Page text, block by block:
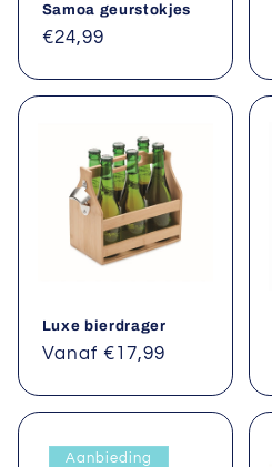
Samoa geurstokjes
Normale
€24,99
Luxe bierdrager
Normale
Vanaf €17,99
Aanbieding